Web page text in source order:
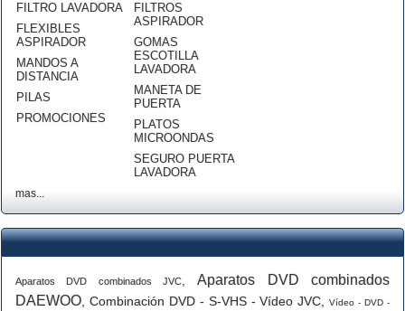
FILTRO LAVADORA
FLEXIBLES
ASPIRADOR
MANDOS A
DISTANCIA
PILAS
PROMOCIONES
FILTROS
ASPIRADOR
GOMAS
ESCOTILLA
LAVADORA
MANETA DE
PUERTA
PLATOS
MICROONDAS
SEGURO PUERTA
LAVADORA
mas...
Aparatos DVD combinados JVC ,Aparatos DVD combinados
DAEWOO Combinación DVD - S-VHS - Vídeo JVC ,Vídeo - DVD -